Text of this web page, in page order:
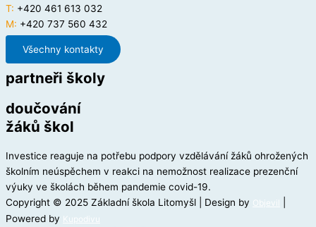
T: +420 461 613 032
M: +420 737 560 432
Všechny kontakty
partneři školy
doučování
žáků škol
Investice reaguje na potřebu podpory vzdělávání žáků ohrožených
školním neúspěchem v reakci na nemožnost realizace prezenční
výuky ve školách během pandemie covid-19.
Copyright © 2025 Základní škola Litomyšl | Design by Objevil
Powered by Kupodivu